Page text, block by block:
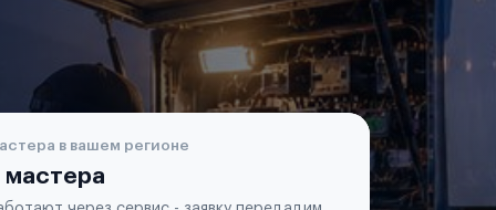
в вашем регионе
мастера